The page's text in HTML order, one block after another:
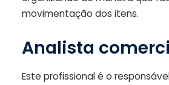
movimentação dos itens.
Analista
Este profissional é o